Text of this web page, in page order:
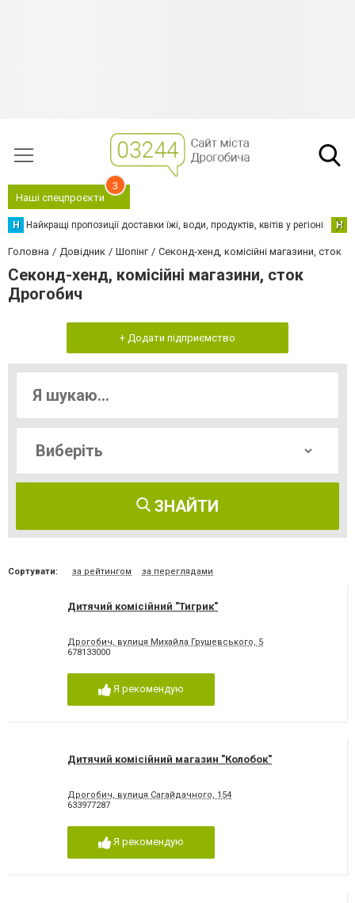
Наші спецпроєкти
3
Н Найкращі пропозиції доставки їжі, води, продуктів, квітів у регіоні Н
Головна Довідник Шопінг Секонд-хенд, комісійні магазини, сток
Секонд-хенд, комісійні магазини, сток
Дрогобич
+ Додати підприємство
ЗНАЙТИ
Сортувати: за рейтингом за переглядами
Дитячий комісійний "Тигрик"
Дрогобич, вулиця Михайла Грушевського, 5
678133000
Я рекомендую
Дитячий комісійний магазин "Колобок"
Дрогобич, вулиця Сагайдачного, 154
633977287
Я рекомендую